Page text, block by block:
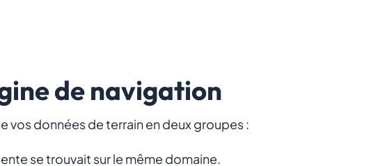
de navigation
vos données de terrain en deux groupes :
se trouvait sur le même domaine.